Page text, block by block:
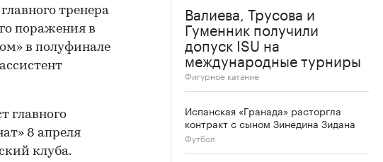
тренера
поражения в
в полуфинале
главного
8 апреля
клуба.
Валиева, Трусова и
Гуменник получили
допуск ISU на
международные турниры
Фигурное катание
Испанская «Гранада» расторгла
контракт с сыном Зинедина Зидана
Футбол